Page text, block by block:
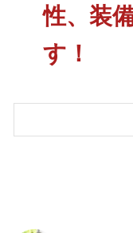
性、装
す！